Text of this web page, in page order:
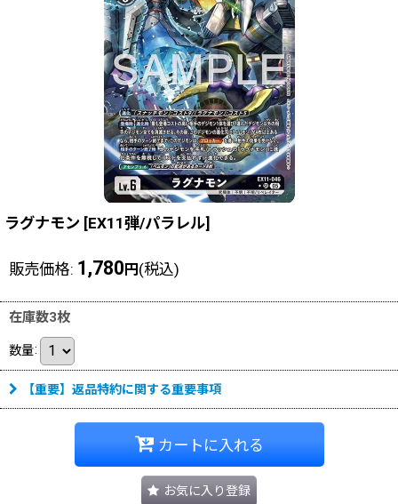
ラグナモン [EX11弾/パラレル]
販売価格: 1,780 円 (税込)
在庫数3枚
数量:
【重要】返品特約に関する重要事項
カートに入れる
お気に入り登録